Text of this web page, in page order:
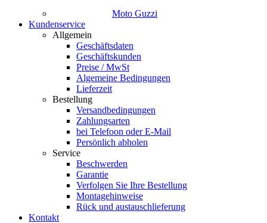
Moto Guzzi
Kundenservice
Allgemein
Geschäftsdaten
Geschäftskunden
Preise / MwSt
Algemeine Bedingungen
Lieferzeit
Bestellung
Versandbedingungen
Zahlungsarten
bei Telefoon oder E-Mail
Persönlich abholen
Service
Beschwerden
Garantie
Verfolgen Sie Ihre Bestellung
Montagehinweise
Rück und austauschlieferung
Kontakt